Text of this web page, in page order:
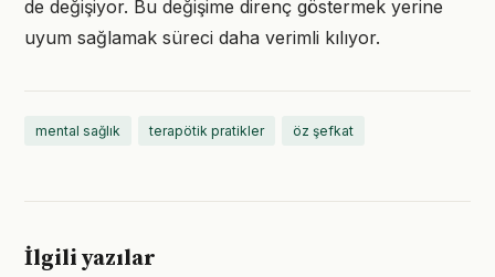
de değişiyor. Bu değişime direnç göstermek yerine
uyum sağlamak süreci daha verimli kılıyor.
mental sağlık terapötik pratikler öz şefkat
İlgili yazılar